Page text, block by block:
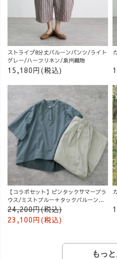
ストライプ8分丈バルーンパンツ/ライト
グレー/ハーフリネン/泉州織物
15,180円(税込)
【コラボセット】ピンタックサマーブラ
ウス/ミストブルー＋タックバルーンパ
ンツ/グレージュ
24,200円(税込)
23,100円(税込)
もっ